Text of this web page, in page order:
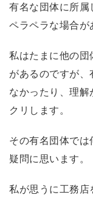
有名な団体に所
ペラペラな場合が
私はたまに他の
があるのですが
なかったり、理
クリします。
その有名団体で
疑問に思います。
私が思うに工務